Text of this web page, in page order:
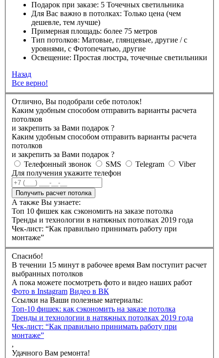
Подарок при заказе: 5 Точечных светильника
Для Вас важно в потолках: Только цена (чем
дешевле, тем лучше)
Примерная площадь: более 75 метров
Тип потолков: Матовые, глянцевые, другие / с
уровнями, с Фотопечатью, другие
Освещение: Простая люстра, точечные светильники
Назад
Все верно!
Отлично, Вы подобрали себе потолок!
Каким удобным способом отправить варианты расчета
потолков
и закрепить за Вами подарок ?
Каким удобным способом отправить варианты расчета
потолков
и закрепить за Вами подарок ?
Телефонный звонок
SMS Telegram
Viber
Для получения укажите телефон
Получить расчет потолка
А также Вы узнаете:
Топ 10 фишек как сэкономить на заказе потолка
Тренды и технологии в натяжных потолках 2019 года
Чек-лист: “Как правильно принимать работу при
монтаже”
Спасибо!
В течении 15 минут в рабочее время Вам поступит расчет
выбранных потолков
А пока можете посмотреть фото и видео наших работ
Фото в Instagram Видео в ВК
Ссылки на Ваши полезные материалы:
Топ-10 фишек: как сэкономить на заказе потолка
Тренды и технологии в натяжных потолках 2019 года
Чек-лист: “Как правильно принимать работу при
монтаже”
,
Удачного Вам ремонта!